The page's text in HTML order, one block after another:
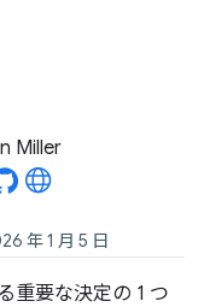
Miller
年 1 月 5 日
重要な決定の 1 つ